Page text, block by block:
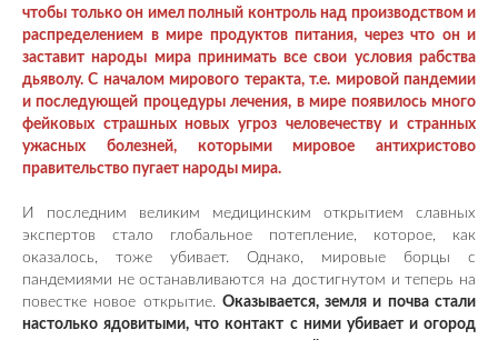
чтобы только он имел полный контроль над производством и
распределением в мире продуктов питания, через что он и
заставит народы мира принимать все свои условия рабства
дьяволу.С началом мирового теракта, т.е. мировой пандемии
и последующей процедуры лечения, в мире появилось много
фейковых страшных новых угроз человечеству и странных
ужасных болезней, которыми мировое антихристово
правительство пугает народы мира.
И последним великим медицинским открытием славных
экспертов стало глобальное потепление, которое, как
оказалось, тоже убивает. Однако, мировые борцы с
пандемиями не останавливаются на достигнутом и теперь на
повестке новое открытие. Оказывается, земля и почва стали
настолько ядовитыми, что контакт с ними убивает и огород